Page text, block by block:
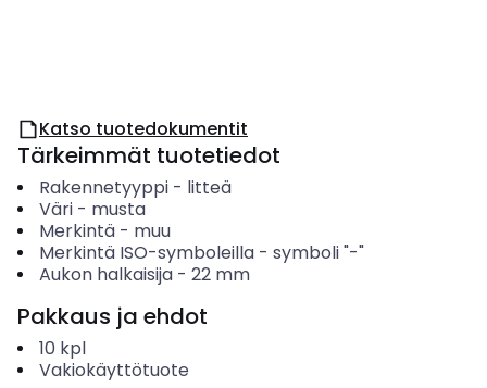
Katso tuotedokumentit
Tärkeimmät tuotetiedot
Rakennetyyppi- litteä
Väri- musta
Merkintä- muu
Merkintä ISO-symboleilla- symboli "-"
Aukon halkaisija- 22 mm
Pakkaus ja ehdot
10 kpl
Vakiokäyttötuote